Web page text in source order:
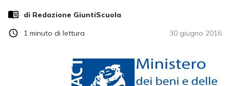
di Redazione GiuntiScuola
30 giugno 2016
1 minuto di lettura